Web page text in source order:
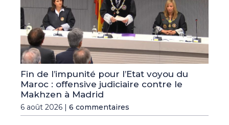
Fin de l’impunité pour l’Etat voyou du
Maroc : offensive judiciaire contre le
Makhzen à Madrid
6 août 2026 | 6 commentaires